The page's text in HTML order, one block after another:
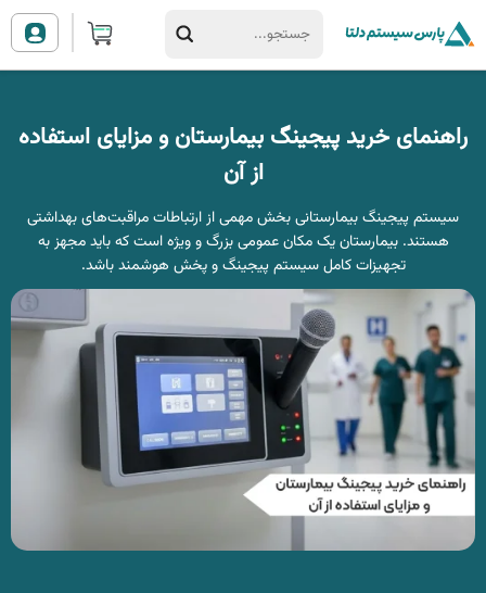
راهنمای خرید پیجینگ بیمارستان و مزایای استفاده
از آن
سیستم‌ پیجینگ بیمارستانی بخش مهمی از ارتباطات مراقبت‌های بهداشتی
هستند. بیمارستان یک مکان عمومی بزرگ و ویژه است که باید مجهز به
تجهیزات کامل سیستم پیجینگ و پخش هوشمند باشد.